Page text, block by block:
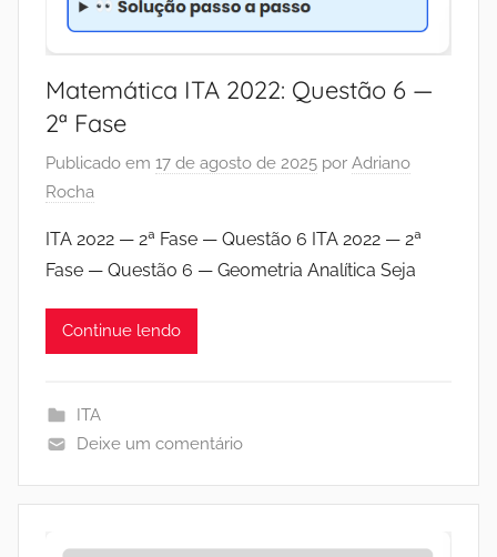
Matemática ITA 2022: Questão 6 —
2ª Fase
Publicado em 17 de agosto de 2025 por Adriano
Rocha
ITA 2022 — 2ª Fase — Questão 6 ITA 2022 — 2ª
Fase — Questão 6 — Geometria Analítica Seja
Continue lendo
ITA
Deixe um comentário